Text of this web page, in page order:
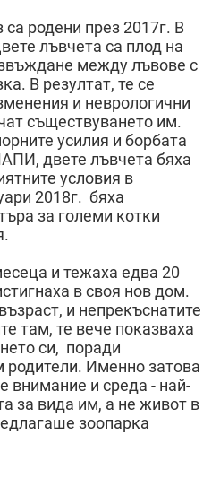
родени през 2017г. В
лъвчета са плод на
между лъвове с
В резултат, те се
и неврологични
съществуването им.
усилия и борбата
двете лъвчета бяха
условия в
2018г. бяха
за големи котки
и тежаха едва 20
в своя нов дом.
и непрекъснатите
там, те вече показваха
си, поради
родители. Именно затова
внимание и среда - най-
за вида им, а не живот в
зоопарка